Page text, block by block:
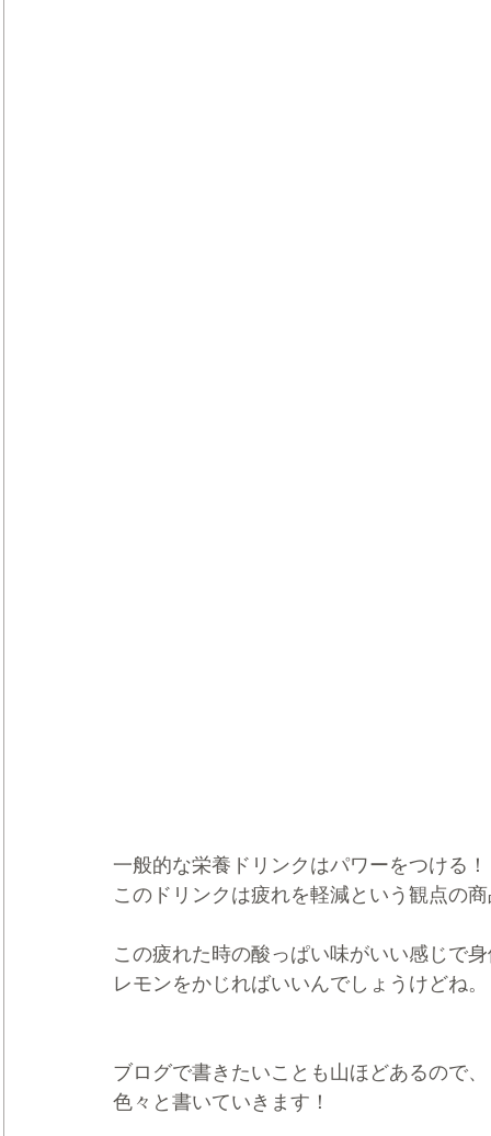
一般的な栄養ドリンクはパワーをつける
このドリンクは疲れを軽減という観点の
この疲れた時の酸っぱい味がいい感じで
レモンをかじればいいんでしょうけどね。
ブログで書きたいことも山ほどあるので、
色々と書いていきます！